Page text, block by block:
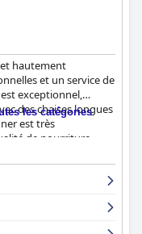
hautement
et un service de
exceptionnel,
des chaises longues
est très
de nourriture
et bien
et des villas
L'hôtel est également
portée par
aseptisée.
les catégories